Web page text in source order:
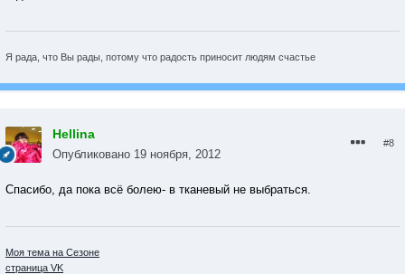
Я рада, что Вы рады, потому что радость приносит людям счастье
Hellina
Опубликовано 19 ноября, 2012
#8
Спасибо, да пока всё болею- в тканевый не выбраться.
Моя тема на Сезоне
страница VK